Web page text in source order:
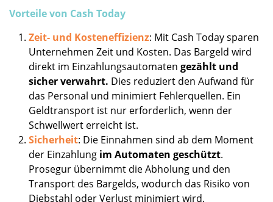
Vorteile von Cash Today
Zeit- und Kosteneffizienz: Mit Cash Today sparen
Unternehmen Zeit und Kosten. Das Bargeld wird
direkt im Einzahlungsautomaten gezählt und
sicher verwahrt. Dies reduziert den Aufwand für
das Personal und minimiert Fehlerquellen. Ein
Geldtransport ist nur erforderlich, wenn der
Schwellwert erreicht ist.
Sicherheit: Die Einnahmen sind ab dem Moment
der Einzahlung im Automaten geschützt.
Prosegur übernimmt die Abholung und den
Transport des Bargelds, wodurch das Risiko von
Diebstahl oder Verlust minimiert wird.